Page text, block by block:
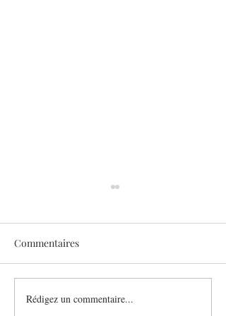
Commentaires
Rédigez un commentaire...